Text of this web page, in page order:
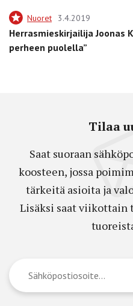
Nuoret 3.4.2019
Herrasmieskirjailija Joonas
perheen puolella”
Tilaa
Saat suoraan
koosteen, jossa
tärkeitä asioita ja
Lisäksi saat viikottain